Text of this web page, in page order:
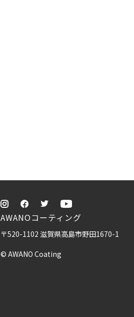
AWANOコーティング
〒520-1102 滋賀県高島市野田1670-1
© AWANO Coating